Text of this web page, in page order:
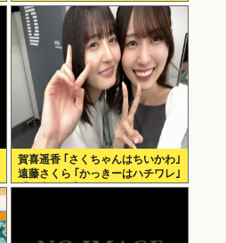
www（画像あり）
賀喜遥香 ｢さくちゃんはちいかわ｣
遠藤さくら ｢かっきーはハチワレ｣
【乃木坂46】